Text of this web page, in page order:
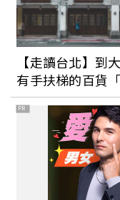
【走讀台北】到
有手扶梯的百貨
「大安醫院」
PR